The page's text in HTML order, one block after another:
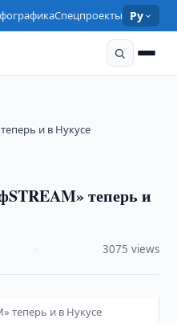
Спецпроекты Ру
и в Нукусе
теперь и
3075 views
теперь и в Нукусе